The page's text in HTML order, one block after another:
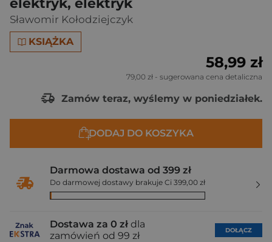
elektryk, elektryk
Sławomir Kołodziejczyk
KSIĄŻKA
58,99 zł
79,00 zł - sugerowana cena detaliczna
Zamów teraz, wyślemy w poniedziałek.
DODAJ DO KOSZYKA
Darmowa dostawa od 399 zł
Do darmowej dostawy brakuje Ci 399,00 zł
Dostawa za 0 zł dla
zamówień od 99 zł
DOŁĄCZ